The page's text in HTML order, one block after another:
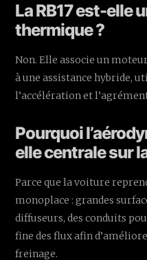
La RB17 est-elle
thermique ?
Non. Elle associe un
à une assistance hybride,
l’accélération et
Pourquoi
elle centrale sur
Parce que la voiture
monoplace : grandes
diffuseurs, des conduits
fine des flux afin
freinage.